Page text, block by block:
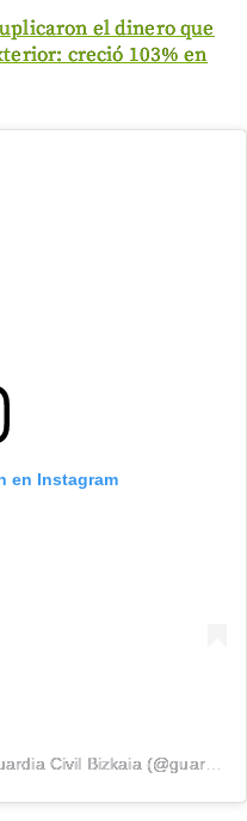
el dinero que
creció 103% en
en Instagram
Una publicación compartida por Guardia Civil Bizkaia (@guardiacivilbizkaia)